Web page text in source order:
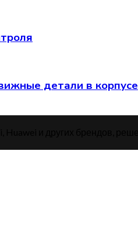
детали в корпусе